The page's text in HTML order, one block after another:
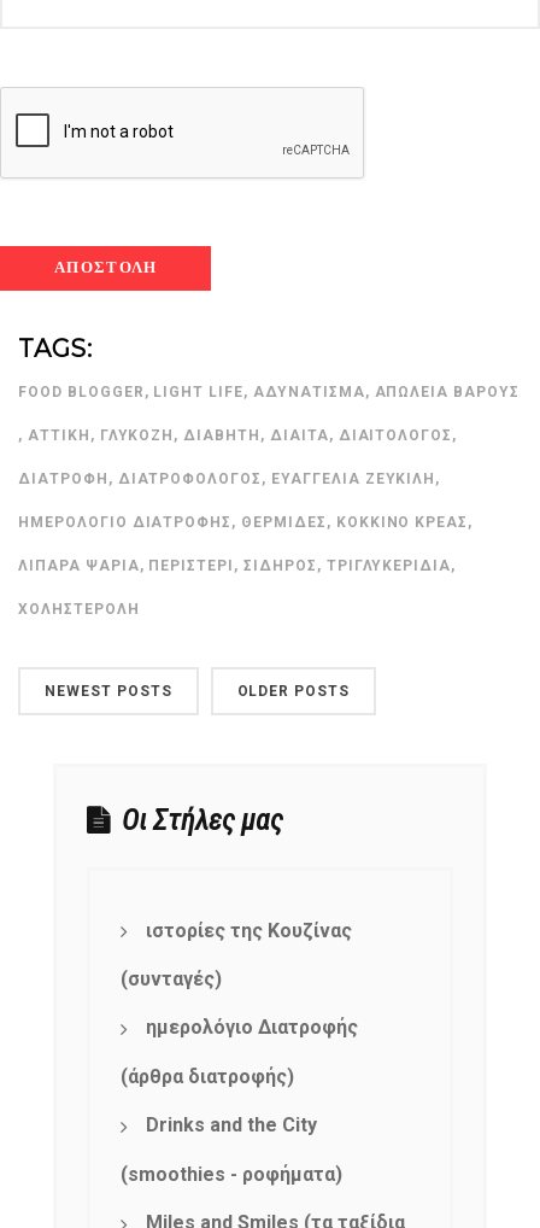
TAGS:
FOOD BLOGGER , LIGHT LIFE, ΑΔΥΝΆΤΙΣΜΑ, ΑΠΏΛΕΙΑ ΒΆΡΟΥΣ
, ΑΤΤΙΚΉ , ΓΛΥΚΌΖΗ , ΔΙΑΒΉΤΗ , ΔΊΑΙΤΑ, ΔΙΑΙΤΟΛΌΓΟΣ ,
ΔΙΑΤΡΟΦΉ , ΔΙΑΤΡΟΦΟΛΌΓΟΣ , ΕΥΑΓΓΕΛΊΑ ΖΕΥΚΙΛΉ ,
ΗΜΕΡΟΛΌΓΙΟ ΔΙΑΤΡΟΦΉΣ , ΘΕΡΜΊΔΕΣ , ΚΌΚΚΙΝΟ ΚΡΈΑΣ ,
ΛΙΠΑΡΆ ΨΆΡΙΑ, ΠΕΡΙΣΤΈΡΙ ,ΣΊΔΗΡΟΣ , ΤΡΙΓΛΥΚΕΡΊΔΙΑ,
ΧΟΛΗΣΤΕΡΌΛΗ
NEWEST POSTS OLDER POSTS
Οι Στήλες μας
ιστορίες της Κουζίνας
(συνταγές)
ημερολόγιο Διατροφής
(άρθρα διατροφής)
Drinks and the City
(smoothies - ροφήματα)
Miles and Smiles (τα ταξίδια